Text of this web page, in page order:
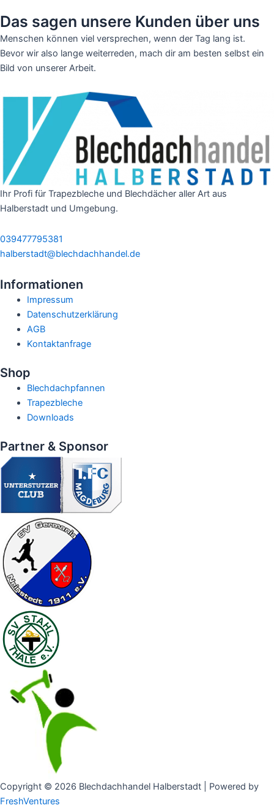
Das sagen unsere Kunden über uns
Menschen können viel versprechen, wenn der Tag lang ist.
Bevor wir also lange weiterreden, mach dir am besten selbst ein
Bild von unserer Arbeit.
Ihr Profi für Trapezbleche und Blechdächer aller Art aus
Halberstadt und Umgebung.
039477795381
halberstadt@blechdachhandel.de
Informationen
Menü
Impressum
Datenschutzerklärung
AGB
Kontaktanfrage
Shop
Menü
Blechdachpfannen
Trapezbleche
Downloads
Partner & Sponsor
Copyright © 2026 Blechdachhandel Halberstadt | Powered by
FreshVentures